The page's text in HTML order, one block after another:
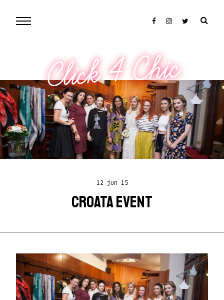
Click 4 Chic
12 jun 15
CROATA EVENT